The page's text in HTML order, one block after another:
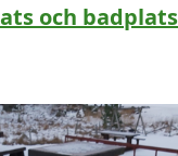
och